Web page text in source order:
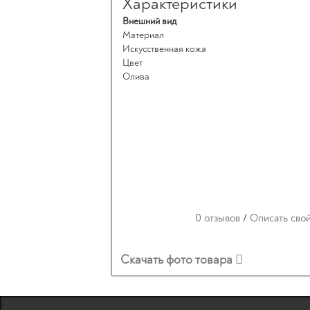
Внешний вид
Материал
Искусственная кожа
Цвет
Олива
0 отзывов / Описать
Скачать фото товара